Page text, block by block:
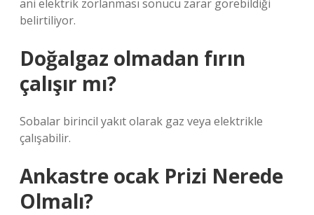
ani elektrik zorlanması sonucu zarar görebildiği
belirtiliyor.
Doğalgaz olmadan fırın
çalışır mı?
Sobalar birincil yakıt olarak gaz veya elektrikle
çalışabilir.
Ankastre ocak Prizi Nerede
Olmalı?